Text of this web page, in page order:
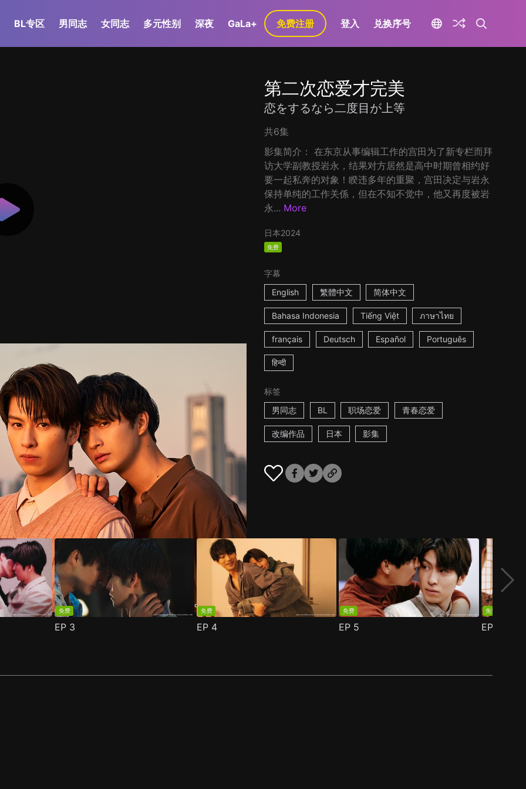
BL专区 男同志 女同志 多元性别 深夜 GaLa+ 免费注册 登入 兑换序号
第二次恋爱才完美
恋をするなら二度目が上等
共6集
影集简介： 在东京从事编辑工作的宫田为了新专栏而拜
访大学副教授岩永，结果对方居然是高中时期曾相约好
要一起私奔的对象！睽违多年的重聚，宫田决定与岩永
保持单纯的工作关係，但在不知不觉中，他又再度被岩
永... More
日本2024
免费
字幕
English
繁體中文 简体中文
Bahasa Indonesia Tiếng Việt ภาษาไทย
français Deutsch Español Português
हिन्दी
标签
男同志
BL 职场恋爱 青春恋爱
改编作品 日本 影集
免费
EP 3
免费
EP 4
免费
EP 5
免费
EP